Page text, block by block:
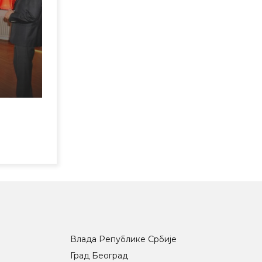
Влада Републике Србије
Град Београд